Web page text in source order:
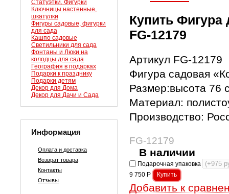
Статуэтки, Фигурки
Ключницы настенные,
шкатулки
Фигуры садовые, фигурки
для сада
Кашпо садовые
Светильники для сада
Фонтаны и Люки на
колодцы для сада
География в подарках
Подарки к празднику
Подарки детям
Декор для Дома
Декор для Дачи и Сада
Информация
Оплата и доставка
Возврат товара
Контакты
Отзывы
Купить Фигура
FG-12179
Артикул FG-12179
Фигура садовая
Размер:высота 76
Материал:
Производство:
FG-12179
В наличии
Подарочная упаковка
9 750 Р
Добавить к